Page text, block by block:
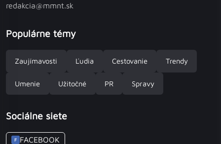
redakcia@mmnt.sk
Populárne témy
Zaujímavosti Ľudia Cestovanie Trendy
Umenie Užitočné PR Spravy
Sociálne siete
F FACEBOOK